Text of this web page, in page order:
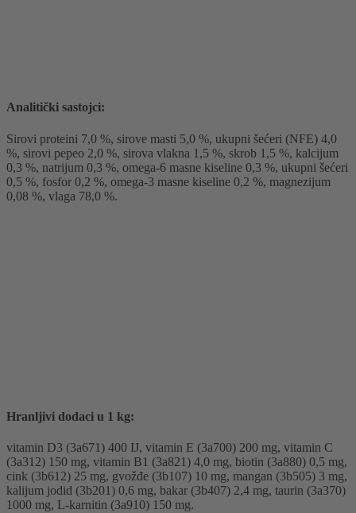
Analitički sastojci:
Sirovi proteini 7,0 %, sirove masti 5,0 %, ukupni šećeri (NFE) 4,0
%, sirovi pepeo 2,0 %, sirova vlakna 1,5 %, skrob 1,5 %, kalcijum
0,3 %, natrijum 0,3 %, omega-6 masne kiseline 0,3 %, ukupni šećeri
0,5 %, fosfor 0,2 %, omega-3 masne kiseline 0,2 %, magnezijum
0,08 %, vlaga 78,0 %.
Hranljivi dodaci u 1 kg:
vitamin D3 (3a671) 400 IJ, vitamin E (3a700) 200 mg, vitamin C
(3a312) 150 mg, vitamin B1 (3a821) 4,0 mg, biotin (3a880) 0,5 mg,
cink (3b612) 25 mg, gvožđe (3b107) 10 mg, mangan (3b505) 3 mg,
kalijum jodid (3b201) 0,6 mg, bakar (3b407) 2,4 mg, taurin (3a370)
1000 mg, L-karnitin (3a910) 150 mg.